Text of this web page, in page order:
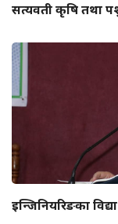
सत्यवती कृषि तथा
इन्जिनियरिङका